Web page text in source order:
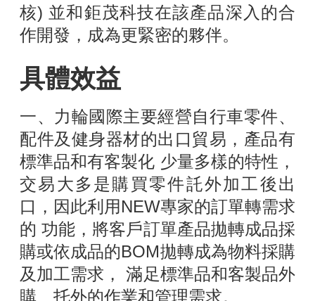
核) 並和鉅茂科技在該產品深入的合
作開發，成為更緊密的夥伴。
具體效益
一、力輪國際主要經營自行車零件、
配件及健身器材的出口貿易，產品有
標準品和有客製化 少量多樣的特性，
交易大多是購買零件託外加工後出
口，因此利用NEW專家的訂單轉需求
的 功能，將客戶訂單產品拋轉成品採
購或依成品的BOM拋轉成為物料採購
及加工需求， 滿足標準品和客製品外
購、托外的作業和管理需求。